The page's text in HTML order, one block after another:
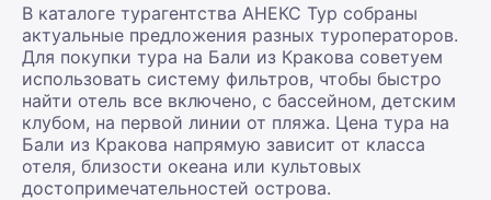
В каталоге турагентства АНЕКС Тур собраны
актуальные предложения разных туроператоров.
Для покупки тура на Бали из Кракова советуем
использовать систему фильтров, чтобы быстро
найти отель все включено, с бассейном, детским
клубом, на первой линии от пляжа. Цена тура на
Бали из Кракова напрямую зависит от класса
отеля, близости океана или культовых
достопримечательностей острова.